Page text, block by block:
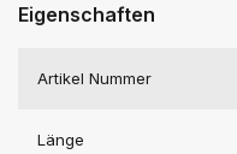
Eigenschaften
Artikel Nummer
Länge